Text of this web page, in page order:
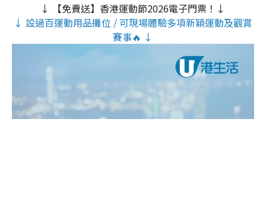
↓ 【免費送】香港運動節2026電子門票！↓
↓ 設過百運動用品攤位 / 可現場體驗多項新穎運動及觀賞
賽事🔥 ↓